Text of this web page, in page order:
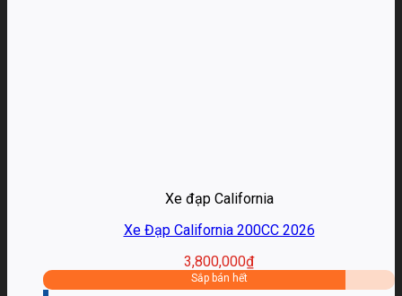
Xe đạp California
Xe Đạp California 200CC 2026
3,800,000₫
Sắp bán hết